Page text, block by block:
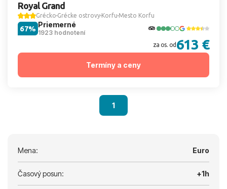
Royal Grand
Grécko Grécke ostrovy Korfu Mesto Korfu
Priemerné
1923 hodnotení
67%
za os. od 613 €
Termíny a ceny
1
Mena: Euro
Časový posun: +1h